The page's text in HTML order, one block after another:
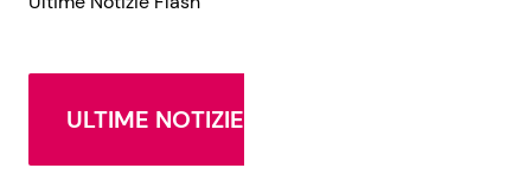
ULTIME NOTIZIE